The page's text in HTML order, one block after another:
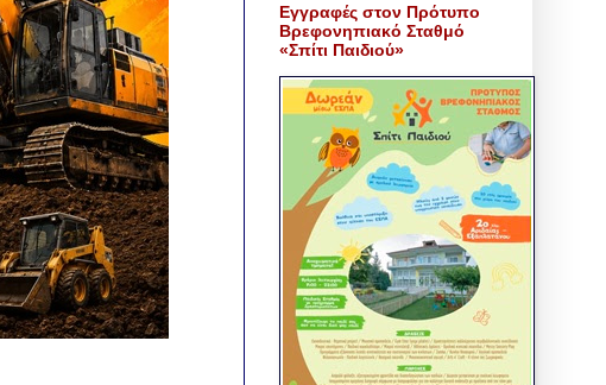
Εγγραφές στον Πρότυπο
Βρεφονηπιακό Σταθμό
«Σπίτι Παιδιού»